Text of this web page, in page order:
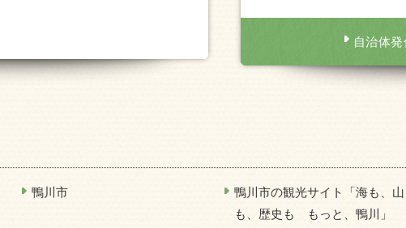
自治体
鴨川市
鴨川市の観光サイト「海も、山
も、歴史も もっと、鴨川」